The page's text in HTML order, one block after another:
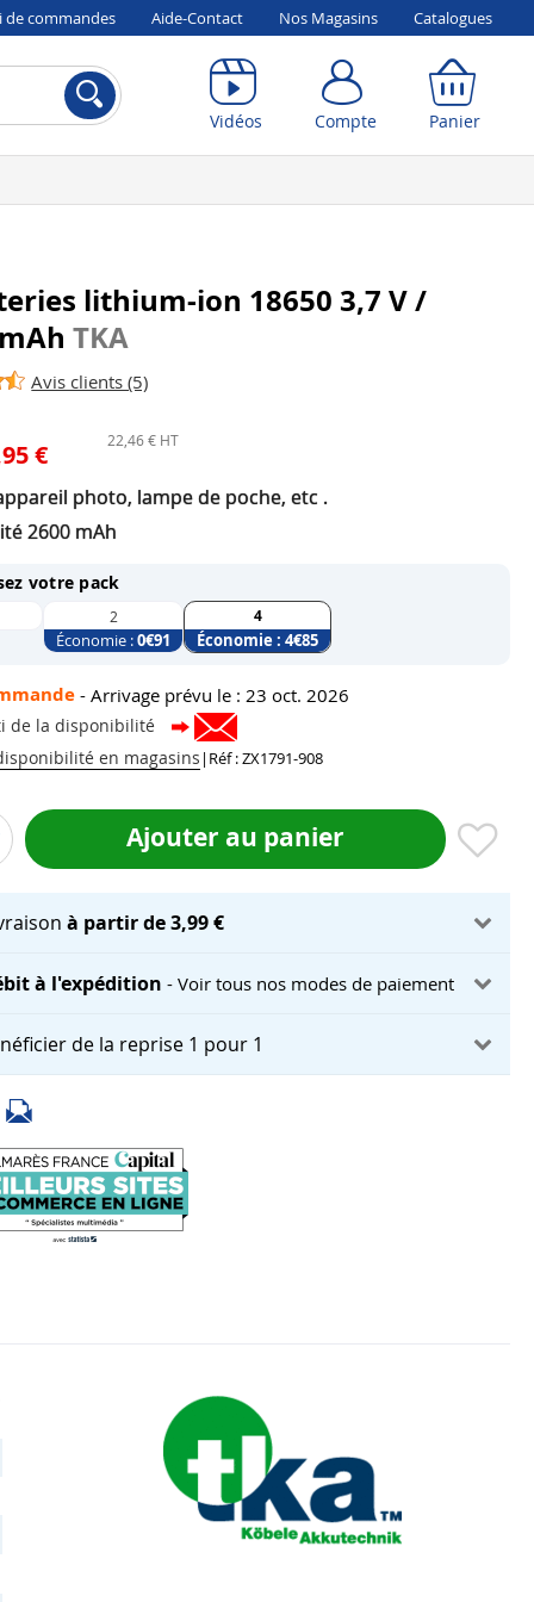
de commandes Aide-Contact Nos Magasins Catalogues
Vidéos Compte Panier
lithium-ion 18650 3,7 V /
TKA
Avis clients (5)
€ 22,46 € HT
photo, lampe de poche, etc .
2600 mAh
votre pack
2
Économie :0€91
4
Économie : 4€85
- Arrivage prévu le : 23 oct. 2026
de la disponibilité
en magasins | Réf : ZX1791-908
Ajouter au panier
à partir de 3,99 €
à l'expédition- Voir tous nos modes de paiement
de la reprise 1 pour 1
Compte Panier